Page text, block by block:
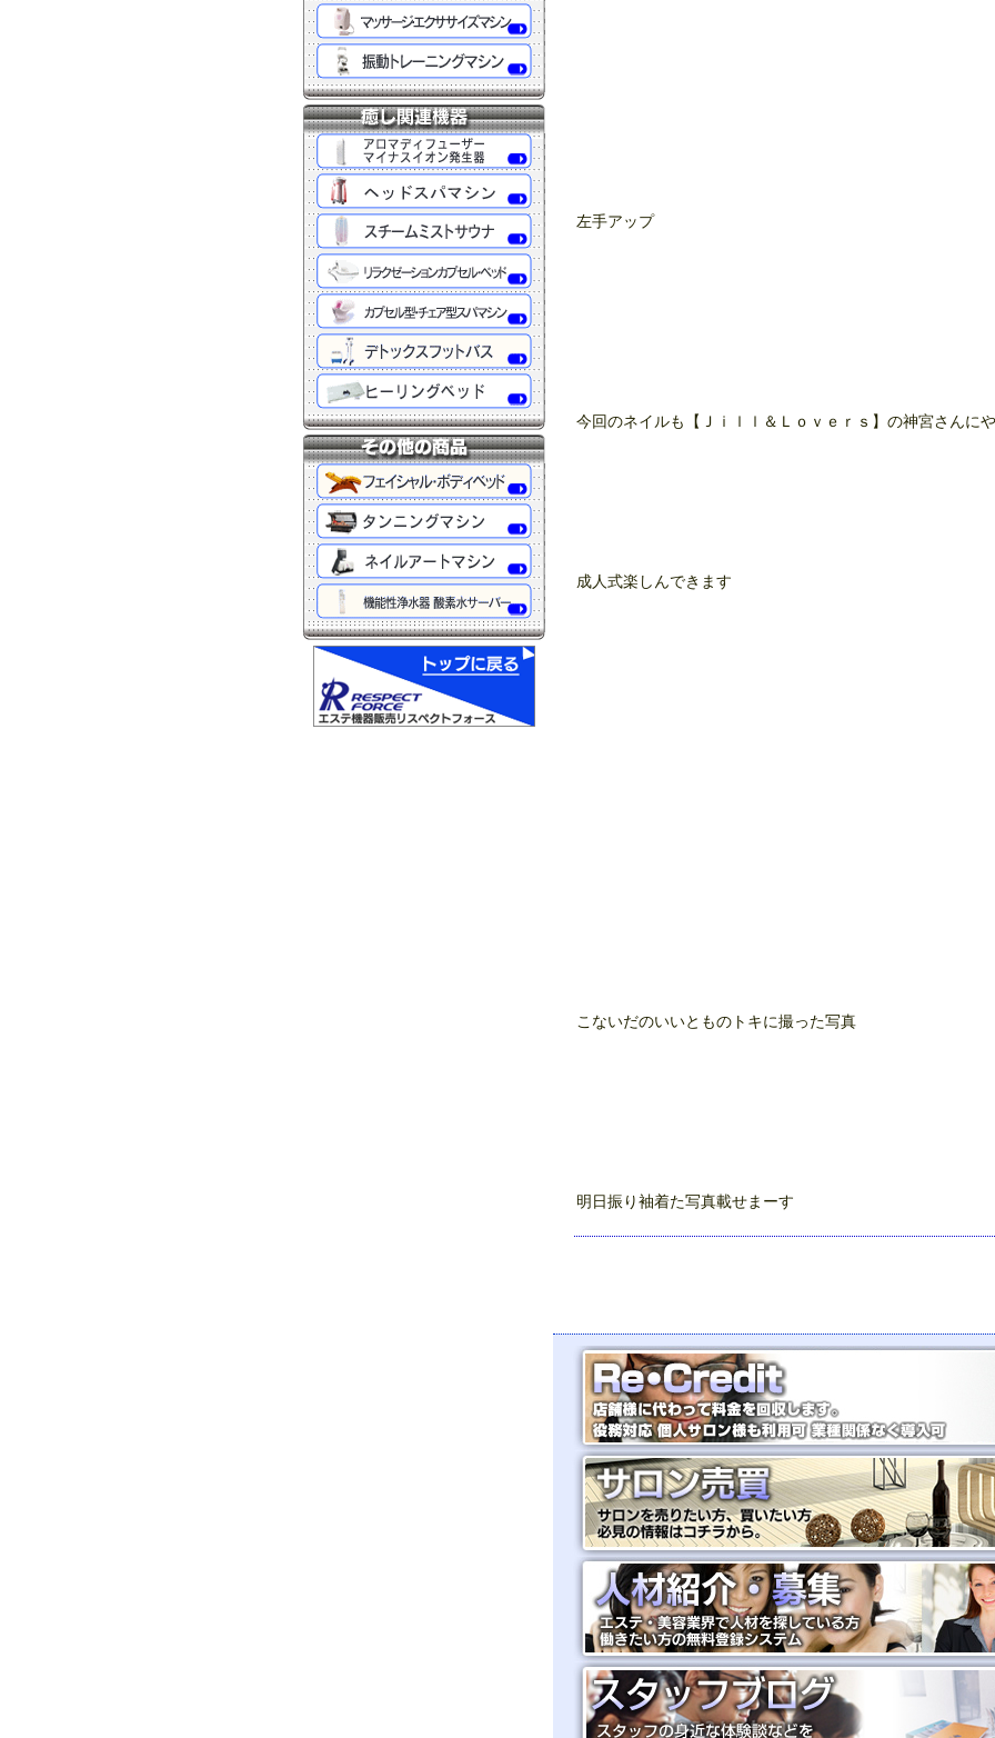
左手アップ
今回のネイルも【Ｊｉｌｌ＆Ｌｏｖｅｒｓ】の神宮さんに
成人式楽しんできます
こないだのいいとものトキに撮った写真
明日振り袖着た写真載せまーす